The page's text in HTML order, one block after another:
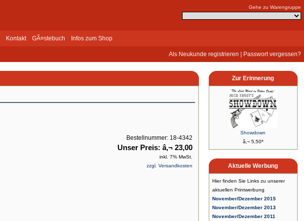
Gehe zu Warengruppe
Kontakt GÃ¤stebuch Infos zum Shop
Als Neukunde registrieren Passwort vergessen?
Bestellnummer: 18-4342
Unser Preis: â‚¬ 23,00
inkl. 7% MwSt.
zzgl. Versandkosten
Zur Erinnerung
Showdown
â‚¬ 5,50*
Aktuelle Werbung
Hier finden Sie Links zu unserer
aktuellen Printwerbung
November/Dezember 2015
November/Dezember 2013
November/Dezember 2011